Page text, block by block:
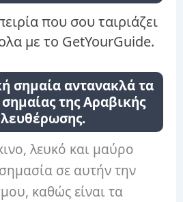
που σου ταιριάζει
με το GetYourGuide.
σημαία αντανακλά τα
της Αραβικής
λευκό και μαύρο
σε αυτήν την
καθώς είναι τα